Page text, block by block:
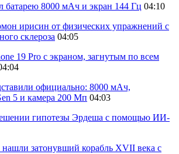
батарею 8000 мАч и экран 144 Гц 04:10
ирисин от физических упражнений с
склероза 04:05
19 Pro с экраном, загнутым по всем
официально: 8000 мАч,
5 и камера 200 Мп 04:03
гипотезы Эрдеша с помощью ИИ-
затонувший корабль XVII века с